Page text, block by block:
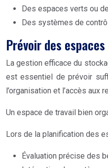
Des espaces verts ou
Des systèmes de
Prévoir des
La gestion efficace du
est essentiel de prévoir
l’organisation et l’accès aux
Un espace de travail bien
Lors de la planification des
Évaluation précise des